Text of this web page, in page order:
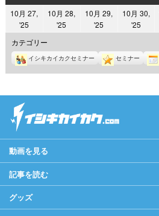
曜
日
曜
日
曜
日
曜
日
10月 27,
'25
年
10
月
27
10月 28,
'25
10
月
28
10月 29,
'25
10
月
29
10月 30,
'252025
10
月
30
カテゴリー
イシキカイカクセミナー セミナー
動画を見る
記事を読む
グッズ